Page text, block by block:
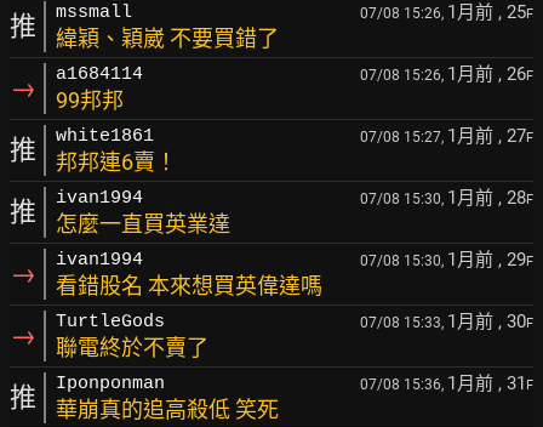
推 mssmall 07/08 15:26, 1月前 , 25F
緯穎、穎崴 不要買錯了
→ a1684114 07/08 15:26, 1月前 , 26F
99邦邦
推 white1861 07/08 15:27, 1月前 , 27F
邦邦連6賣！
推 ivan1994 07/08 15:30, 1月前 , 28F
怎麼一直買英業達
→ ivan1994 07/08 15:30, 1月前 , 29F
看錯股名 本來想買英偉達嗎
→ TurtleGods 07/08 15:33, 1月前 , 30F
聯電終於不賣了
推 Iponponman 07/08 15:36, 1月前 , 31 F
華崩真的追高殺低 笑死